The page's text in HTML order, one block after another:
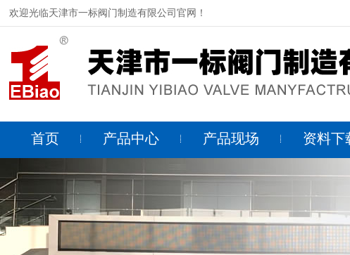
欢迎光临天津市一标阀门制造有限公司官网！
首页 产品中心 产品现场 资料下